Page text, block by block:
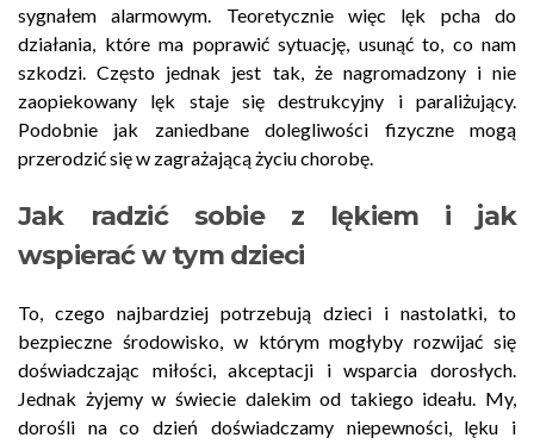
sygnałem alarmowym. Teoretycznie więc lęk pcha do
działania, które ma poprawić sytuację, usunąć to, co nam
szkodzi. Często jednak jest tak, że nagromadzony i nie
zaopiekowany lęk staje się destrukcyjny i paraliżujący.
Podobnie jak zaniedbane dolegliwości fizyczne mogą
przerodzić się w zagrażającą życiu chorobę.
Jak radzić sobie z lękiem i jak
wspierać w tym dzieci
To, czego najbardziej potrzebują dzieci i nastolatki, to
bezpieczne środowisko, w którym mogłyby rozwijać się
doświadczając miłości, akceptacji i wsparcia dorosłych.
Jednak żyjemy w świecie dalekim od takiego ideału. My,
dorośli na co dzień doświadczamy niepewności, lęku i